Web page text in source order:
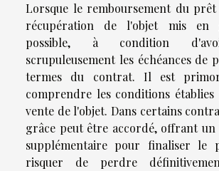
Lorsque le remboursement du prêt
récupération de l'objet mis en
possible, à condition
scrupuleusement les échéances de
termes du contrat. Il est
comprendre les conditions
vente de l'objet. Dans certains
grâce peut être accordé, offrant un
supplémentaire pour finaliser le
risquer de perdre